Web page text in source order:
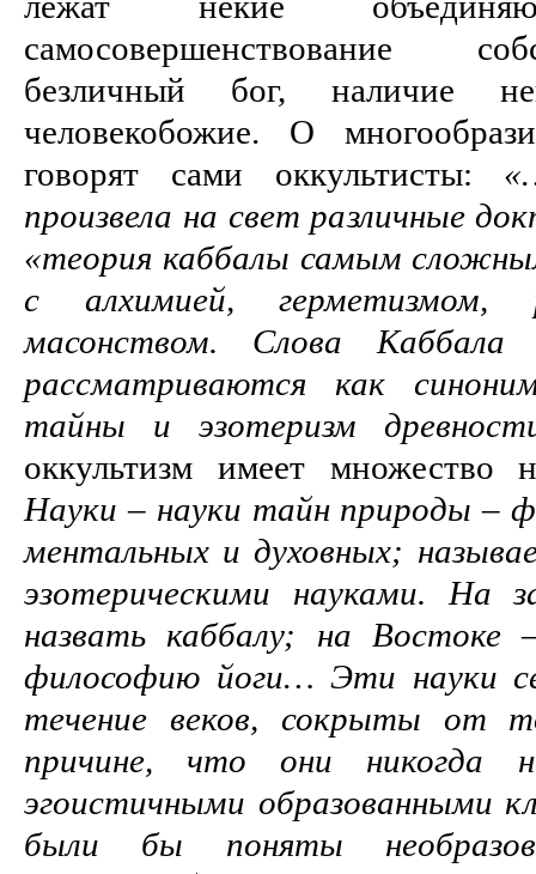
самосовершенствование
безличный бог, наличие
человекобожие. О
говорят сами оккультисты:
произвела на свет различные
«теория каббалы самым
с алхимией, герметизмом,
масонством. Слова
рассматриваются как
тайны и эзотеризм
оккультизм имеет множество
Науки – науки тайн природы –
ментальных и духовных;
эзотерическими науками. На
назвать каббалу; на
философию йоги… Эти науки
течение веков, сокрыты от
причине, что они никогда
эгоистичными образованными
были бы поняты